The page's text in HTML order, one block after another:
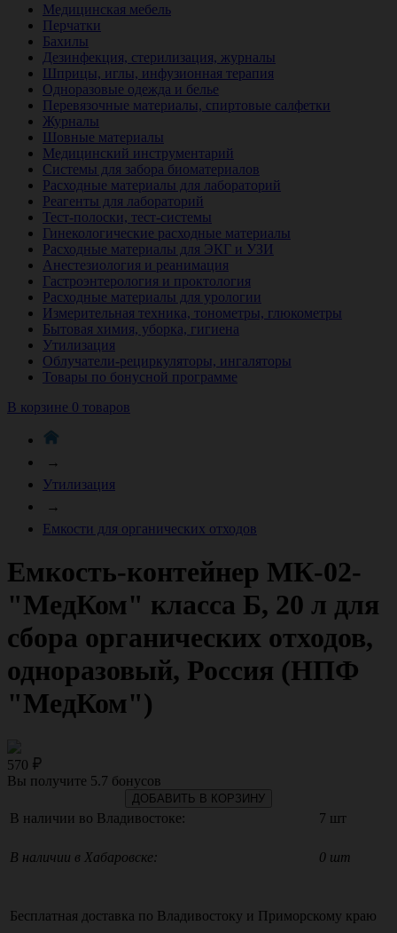
Медицинская мебель
Перчатки
Бахилы
Дезинфекция, стерилизация, журналы
Шприцы, иглы, инфузионная терапия
Одноразовые одежда и белье
Перевязочные материалы, спиртовые салфетки
Журналы
Шовные материалы
Медицинский инструментарий
Системы для забора биоматериалов
Расходные материалы для лабораторий
Реагенты для лабораторий
Тест-полоски, тест-системы
Гинекологические расходные материалы
Расходные материалы для ЭКГ и УЗИ
Анестезиология и реанимация
Гастроэнтерология и проктология
Расходные материалы для урологии
Измерительная техника, тонометры, глюкометры
Бытовая химия, уборка, гигиена
Утилизация
Облучатели-рециркуляторы, ингаляторы
Товары по бонусной программе
В корзине 0 товаров
→
Утилизация
→
Емкости для органических отходов
Емкость-контейнер МК-02-
"МедКом" класса Б, 20 л для
сбора органических отходов,
одноразовый, Россия (НПФ
"МедКом")
570
Вы получите 5.7 бонусов
ДОБАВИТЬ В КОРЗИНУ
В наличии во Владивостоке: 7 шт
В наличии в Хабаровске: 0 шт
Бесплатная доставка по Владивостоку и Приморскому краю